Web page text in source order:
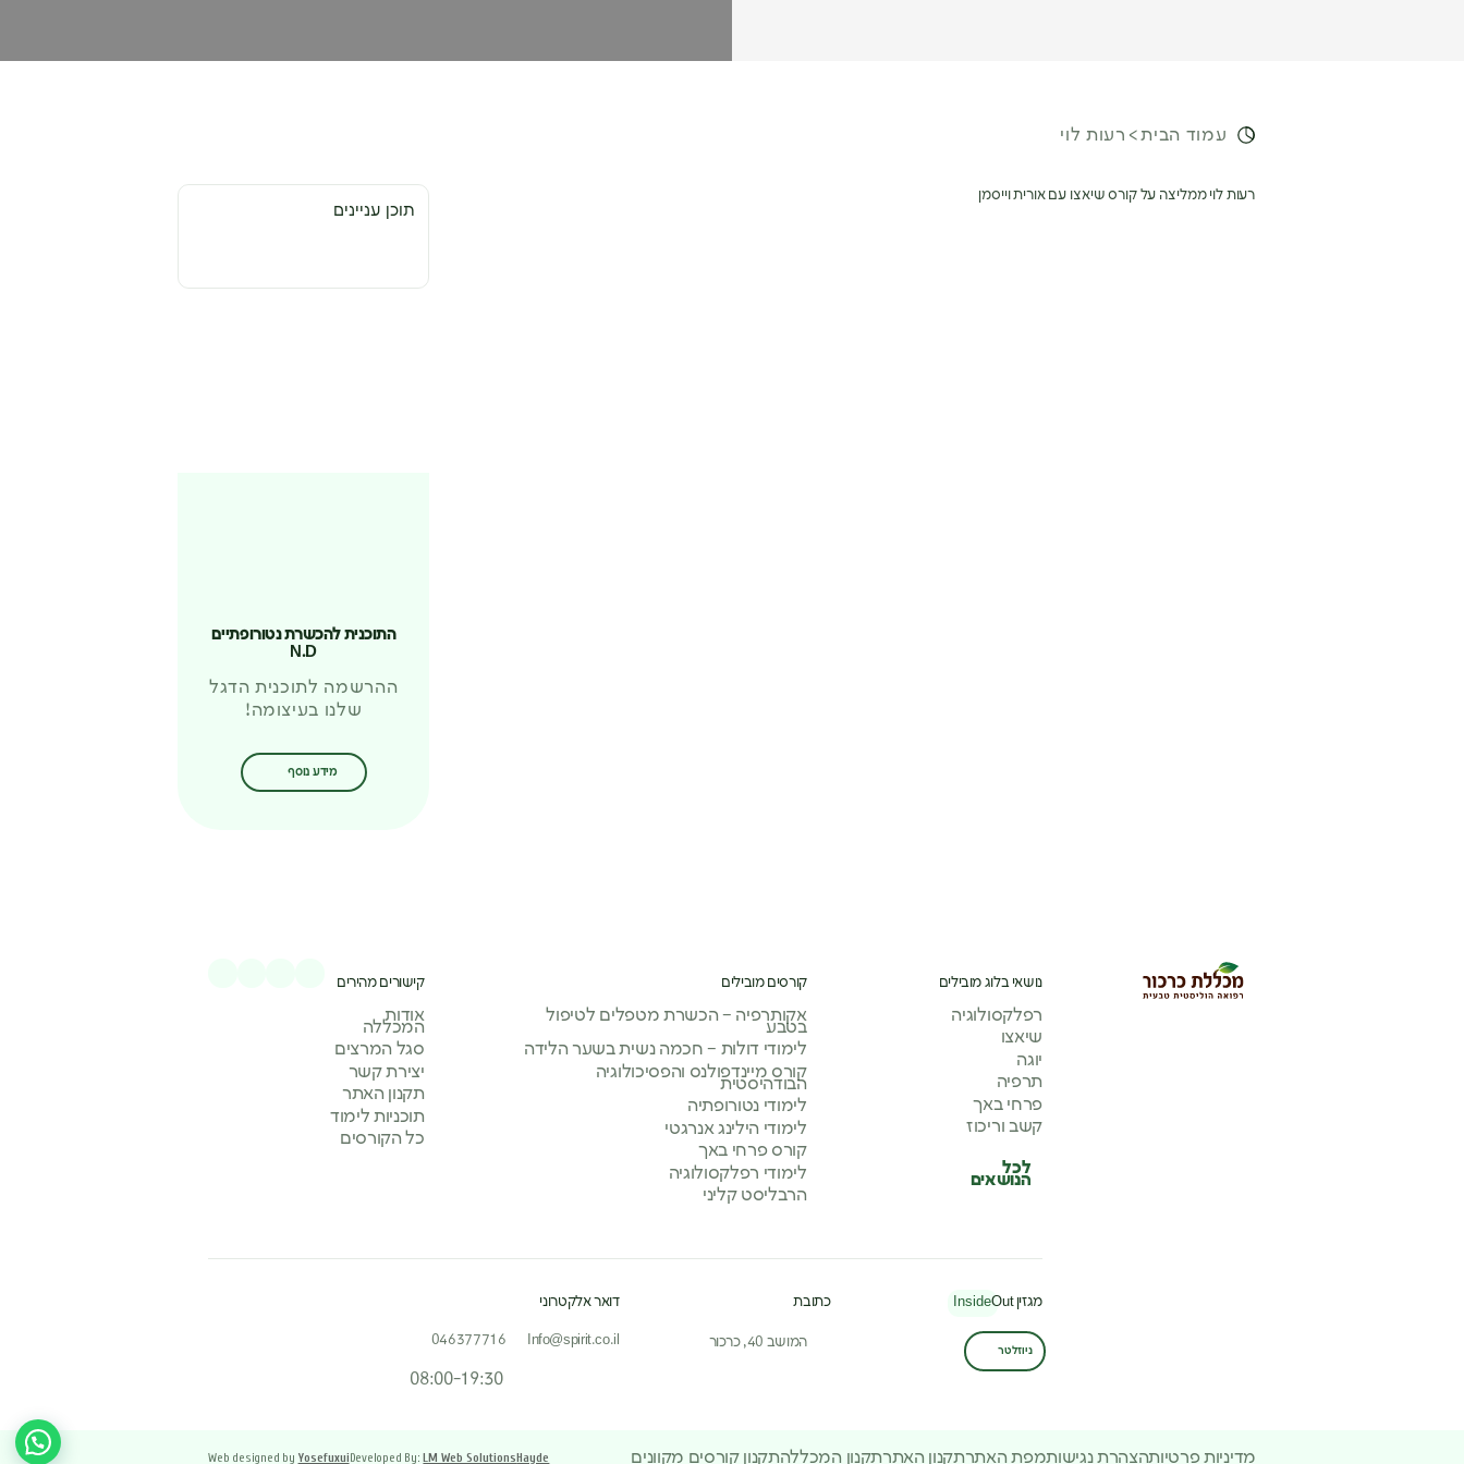
עמוד הבית רעות לוי
רעות לוי ממליצה על קורס שיאצו עם אורית וייסמן
תוכן עניינים
התוכנית להכשרת נטורופתיים
N.D
ההרשמה לתוכנית הדגל
שלנו בעיצומה!
מידע נוסף
נושאי בלוג מובילים
רפלקסולוגיה
שיאצו
יוגה
תרפיה
פרחי באך
קשב וריכוז
לכל
הנושאים
קורסים מובילים
אקותרפיה – הכשרת מטפלים לטיפול
בטבע
לימודי דולות – חכמה נשית בשער הלידה
קורס מיינדפולנס והפסיכולוגיה
הבודהיסטית
לימודי נטורופתיה
לימודי הילינג אנרגטי
קורס פרחי באך
לימודי רפלקסולוגיה
הרבליסט קליני
קישורים מהירים
אודות
המכללה
סגל המרצים
יצירת קשר
תקנון האתר
תוכניות לימוד
כל הקורסים
מגזין InsideOut
ניוזלטר
כתובת
המושב 40, כרכור
דואר אלקטרוני
Info@spirit.co.il
046377716
08:00-19:30
מדיניות פרטיותהצהרת נגישותמפת האתרתקנון האתרתקנון המכללהתקנון קורסים מקוונים Hayde
Developed By:LM Web Solutions
Web designed by Yosefuxui